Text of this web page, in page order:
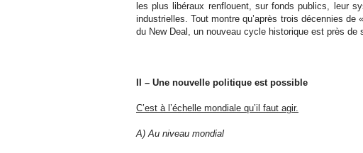
les plus libéraux renflouent, sur fonds publics, leur
industrielles. Tout montre qu’après trois décennies
du New Deal, un nouveau cycle historique est près de
II – Une nouvelle politique est possible
C’est à l’échelle mondiale qu’il faut agir.
A) Au niveau mondial